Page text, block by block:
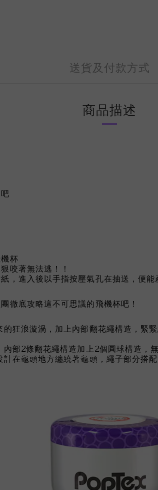
送貨及付款方式
商品描述
杯
咬著無法逃！！
，進入後以手指按壓氣孔在抽送，便能
徹底攻略這不可思議的飛機杯吧！
狂浪漩渦，加上內部翻花繩構造，緊
部2條翻花繩構造加上2個圓球構造，
在龜頭地方纏繞著龜頭，繩子部分搭